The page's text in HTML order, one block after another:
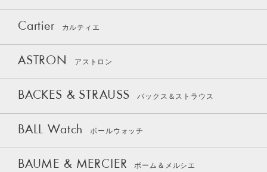
Cartier カルティエ
ASTRON アストロン
BACKES & STRAUSS バックス＆ストラウス
BALL Watch ボールウォッチ
BAUME & MERCIER ボーム＆メルシエ